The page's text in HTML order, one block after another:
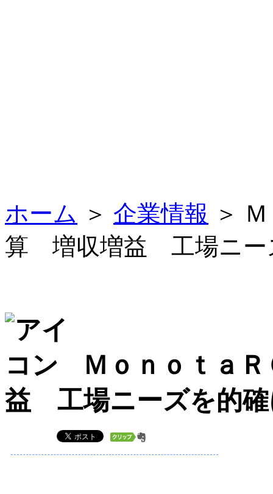
ホーム ＞ 企業情報 ＞
算 増収増益 工場ニー
Ｍｏｎｏｔａ
益 工場ニーズを的確